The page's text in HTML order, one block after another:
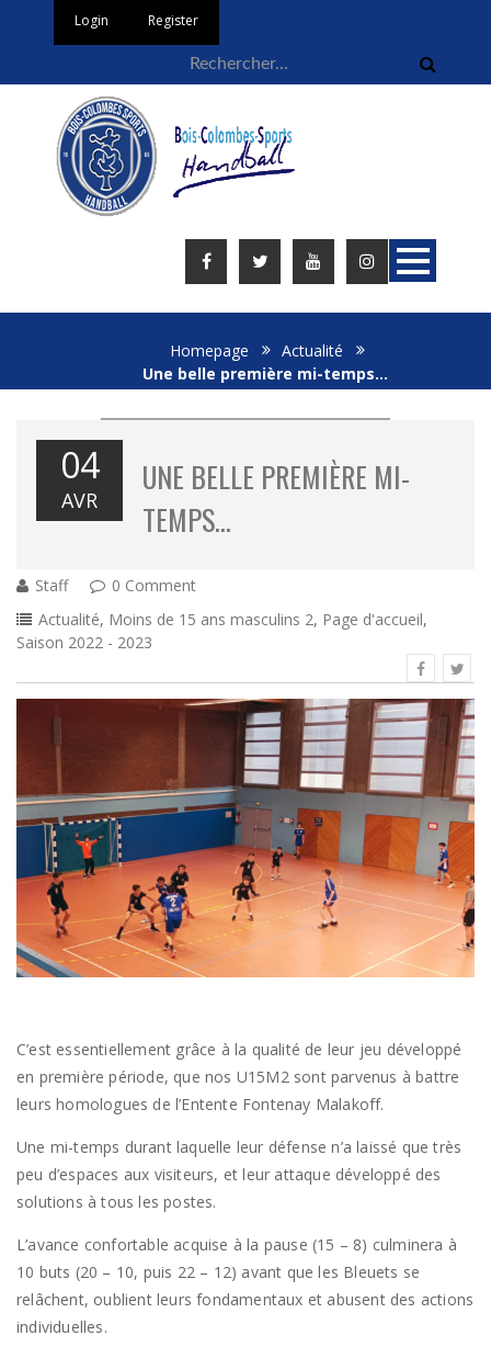
Login Register
Homepage
Actualité
Une belle première mi-temps…
04
AVR
UNE BELLE PREMIÈRE MI-
TEMPS…
Staff
0 Comment
Actualité, Moins de 15 ans masculins 2, Page d'accueil,
Saison 2022 - 2023
C’est essentiellement grâce à la qualité de leur jeu développé
en première période, que nos U15M2 sont parvenus à battre
leurs homologues de l’Entente Fontenay Malakoff.
Une mi-temps durant laquelle leur défense n’a laissé que très
peu d’espaces aux visiteurs, et leur attaque développé des
solutions à tous les postes.
L’avance confortable acquise à la pause (15 – 8) culminera à
10 buts (20 – 10, puis 22 – 12) avant que les Bleuets se
relâchent, oublient leurs fondamentaux et abusent des actions
individuelles.